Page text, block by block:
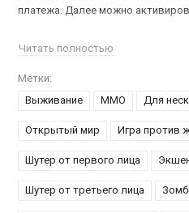
платежа. Далее можно
Внимание! Данный товар
ссылке. Если покупаете другу -
уникальную ссылку.
При покупке данного товара Вы
него вошли:
худи;
Читать полностью
Метки:
Выживание
ММО Для
Открытый мир Игра против
Шутер от первого лица
Шутер от третьего лица